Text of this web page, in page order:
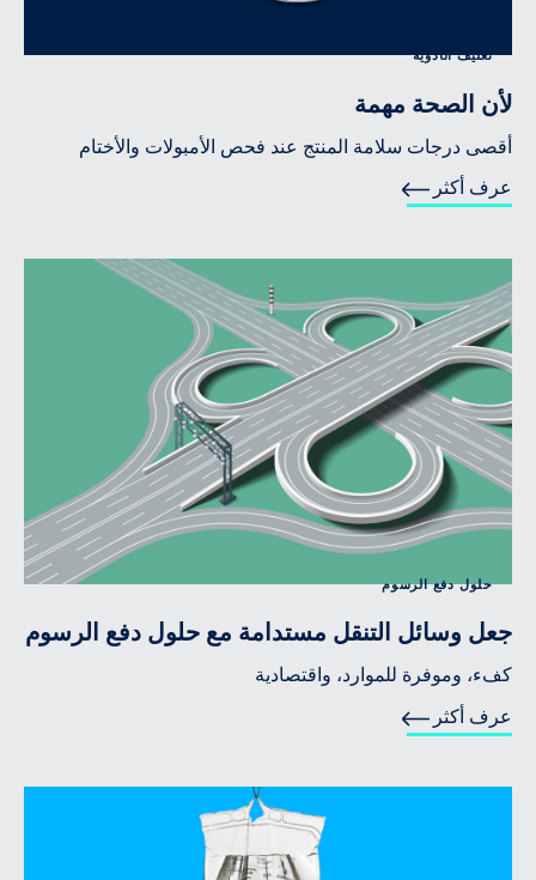
تغليف الأدوية
لأن الصحة مهمة
أقصى درجات سلامة المنتج عند فحص الأمبولات والأختام
عرف أكثر
حلول دفع الرسوم
جعل وسائل التنقل مستدامة مع حلول دفع الرسوم
كفء، وموفرة للموارد، واقتصادية
عرف أكثر